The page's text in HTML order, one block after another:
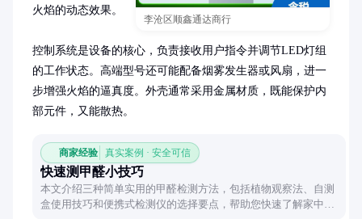
李沧区顺鑫通达商行
火焰的动态效果。
控制系统是设备的核心，负责接收用户指令并调节LED灯组
的工作状态。高端型号还可能配备烟雾发生器或风扇，进一
步增强火焰的逼真度。外壳通常采用金属材质，既能保护内
部元件，又能散热。
商家经验 真实案例 · 安全可信
快速测甲醛小技巧
本文介绍三种简单实用的甲醛检测方法，包括植物观察法、自测
盒使用技巧和便携式检测仪的选择要点，帮助您快速了解家中空